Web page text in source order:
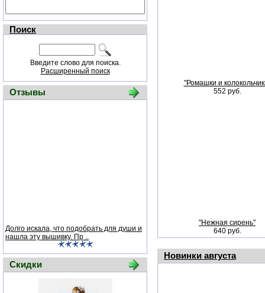
Поиск
Введите слово для поиска.
Расширенный поиск
Отзывы
Долго искала, что подобрать для души и
нашла эту вышивку. Пр ..
Скидки
"Ромашки и
552 руб.
"Нежная сирень"
640 руб.
Новинки августа